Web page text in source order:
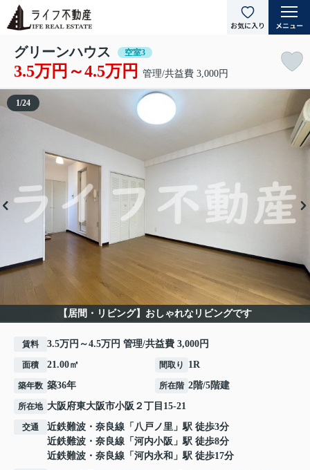
グリーンハウス 空室3
3.5万円～4.5万円 管理/共益費 3,000円
【居間・リビング】おしゃれなリビングです
1/24
賃料 3.5万円～4.5万円 管理/共益費 3,000円
面積 21.00㎡ 間取り 1R
築年数 築36年 所在階 2階/5階建
所在地 大阪府東大阪市小阪 ２丁目15-21
交通 近鉄難波・奈良線 「 八戸ノ里 」駅 徒歩3分
近鉄難波・奈良線 「 河内小阪 」駅 徒歩8分
近鉄難波・奈良線 「 河内永和 」駅 徒歩17分